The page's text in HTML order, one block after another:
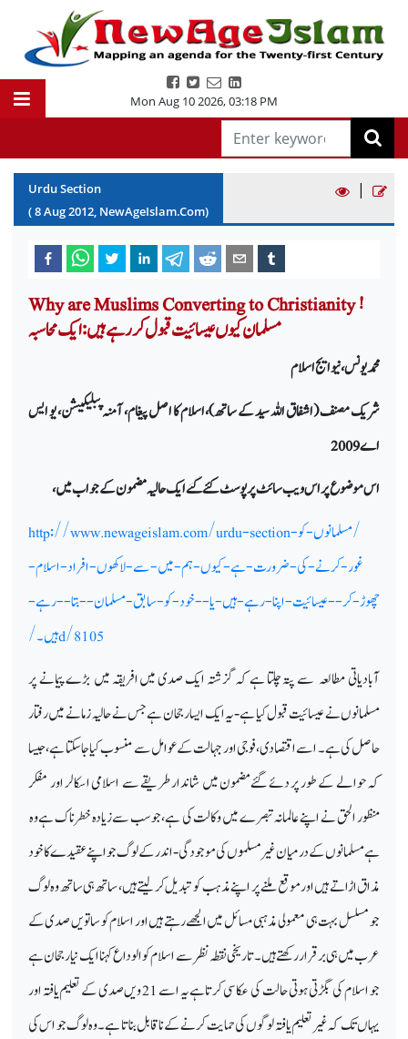
Mon Aug 10 2026,03:18 PM
Urdu Section
(8Aug2012, NewAgeIslam.Com)
|
Why are Muslims Converting to Christianity !
مسلمان کیوں عیسائیت قبول کر رہے ہیں: ایک محا سبہ
محمد یونس، نیو ایج اسلام
شریک مصنف (اشفاق اللہ سید کے ساتھ)، اسلام کا اصل پیغام، آمنہ پبلیکیشن، یو ایس
اے 2009
اس موضوع پر اس ویب سائٹ پر پوسٹ کئے گئےایک حالیہ مضمون کے جواب میں،
http://www.newageislam.com/urdu-section/مسلمانوں-کو-
غور-کرنے-کی-ضرورت-ہے-کیوں-ہم-میں-سے-لاکھوں-افراد-اسلام-
چھوڑ-کر--عیسائیت-اپنا-رہے-ہیں-یا--خود-کو-سابق-مسلمان--بتا--رہے-
ہیں۔/d/8105
آبادیاتی مطالعہ سے پتہ چلتا ہے کہ گزشتہ ایک صدی میں افریقہ میں بڑے پیمانے پر
مسلمانوں نے عیسائیت قبول کیا ہے‑یہ ایک ایسا رجحان ہے جس نے حالیہ زمانے میں رفتار
حاصل کی ہے۔ اسے اقتصادی، فوجی اور جہالت کے عوامل سے منسوب کیا جا سکتا ہے، جیسا
کہ حوالے کے طور پر دئے گئےمضمون میں شاندار طریقے سے اسلامی اسکالر اور مفکر
منظور الحق نے اپنے عالمانہ تبصرے میں وکالت کی ہے، جو سب سے زیادہ خطرناک ہے وہ
ہے مسلمانوں کے درمیان غیر مسلموں کی موجودگی‑اندر کے لوگ جو اپنے عقیدے کا خود
مذاق اڑاتے ہیں اور موقع ملنے پر اپنے مذہب کو تبدیل کر لیتے ہیں، ساتھ ہی ساتھ وہ لوگ
جو مسلسل بہت ہی معمولی مذہبی مسائل میں الجھے رہتے ہیں اور اسلام کو ساتویں صدی کے
عرب میں ہی برقرار رکھتے ہیں۔ تاریخی نقطہ نظر سے اسلام کو الوداع کہنا ایک نیا رجحان ہے
جو اسلام کی بگڑتی ہوتی حالت کی عکاسی کرتاہے یہ اسے 21 ویں صدی کے تعلیم یافتہ اور
یہاں تک کہ غیرتعلیم یافتہ لوگوں کی حمایت کرنے کے ناقابل بناتا ہے۔ وہ لوگ جو اس کی